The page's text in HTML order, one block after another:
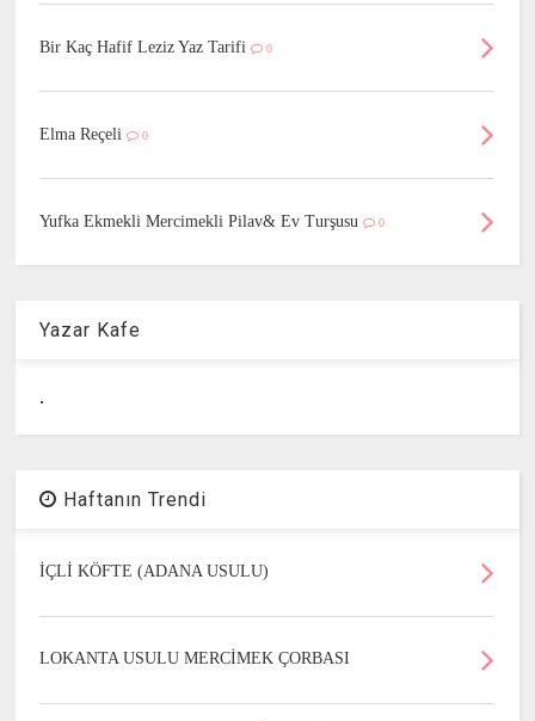
Bir Kaç Hafif Leziz Yaz Tarifi 0
Elma Reçeli 0
Yufka Ekmekli Mercimekli Pilav& Ev Turşusu 0
Yazar Kafe
.
Haftanın Trendi
İÇLİ KÖFTE (ADANA USULU)
LOKANTA USULU MERCİMEK ÇORBASI